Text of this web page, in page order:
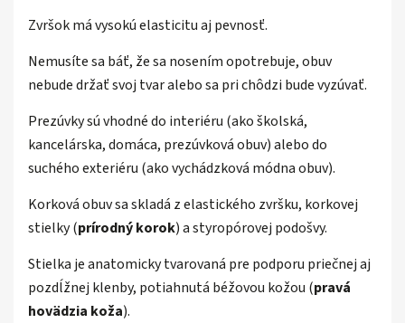
Zvršok má vysokú elasticitu aj pevnosť.
Nemusíte sa báť, že sa nosením opotrebuje, obuv
nebude držať svoj tvar alebo sa pri chôdzi bude vyzúvať.
Prezúvky sú vhodné do interiéru (ako školská,
kancelárska, domáca, prezúvková obuv) alebo do
suchého exteriéru (ako vychádzková módna obuv).
Korková obuv sa skladá z elastického zvršku, korkovej
stielky (prírodný korok) a styropórovej podošvy.
Stielka je anatomicky tvarovaná pre podporu priečnej aj
pozdĺžnej klenby, potiahnutá béžovou kožou (pravá
hovädzia koža).